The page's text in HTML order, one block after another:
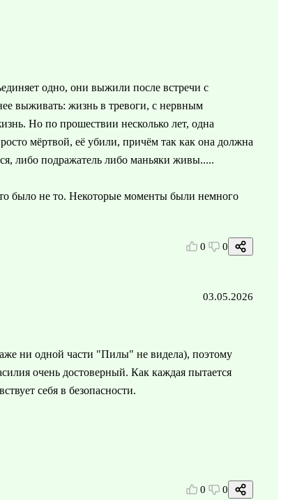
одно, они выжили после встречи с
выживать: жизнь в тревоги, с нервным
Но по прошествии несколько лет, одна
мёртвой, её убили, причём так как она должна
либо подражатель либо маньяки живы.....
было не то. Некоторые моменты были немного
0 0
03.05.2026
ни одной части "Пилы" не видела), поэтому
очень достоверный. Как каждая пытается
себя в безопасности.
0 0